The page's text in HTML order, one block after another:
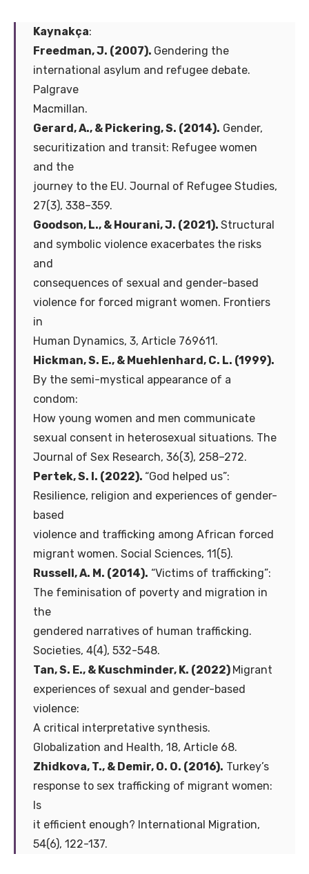
Kaynakça:
Freedman, J. (2007). Gendering the
international asylum and refugee debate.
Palgrave
Macmillan.
Gerard, A., & Pickering, S. (2014). Gender,
securitization and transit: Refugee women
and the
journey to the EU. Journal of Refugee Studies,
27(3), 338–359.
Goodson, L., & Hourani, J. (2021). Structural
and symbolic violence exacerbates the risks
and
consequences of sexual and gender-based
violence for forced migrant women. Frontiers
in
Human Dynamics, 3, Article 769611.
Hickman, S. E., & Muehlenhard, C. L. (1999).
By the semi-mystical appearance of a
condom:
How young women and men communicate
sexual consent in heterosexual situations. The
Journal of Sex Research, 36(3), 258–272.
Pertek, S. I. (2022). “God helped us”:
Resilience, religion and experiences of gender-
based
violence and trafficking among African forced
migrant women. Social Sciences, 11(5).
Russell, A. M. (2014). “Victims of trafficking”:
The feminisation of poverty and migration in
the
gendered narratives of human trafficking.
Societies, 4(4), 532-548.
Tan, S. E., & Kuschminder, K. (2022) Migrant
experiences of sexual and gender-based
violence:
A critical interpretative synthesis.
Globalization and Health, 18, Article 68.
Zhidkova, T., & Demir, O. O. (2016). Turkey’s
response to sex trafficking of migrant women:
Is
it efficient enough? International Migration,
54(6), 122-137.